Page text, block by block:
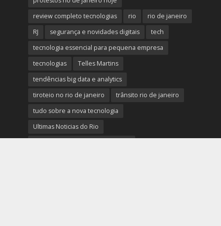
review completo tecnologias
rio
rio de janeiro
RJ
segurança e novidades digitais
tech
tecnologia essencial para pequena empresa
tecnologias
Telles Martins
tendências big data e analytics
tiroteio no rio de janeiro
trânsito rio de janeiro
tudo sobre a nova tecnologia
Ultimas Noticias do Rio